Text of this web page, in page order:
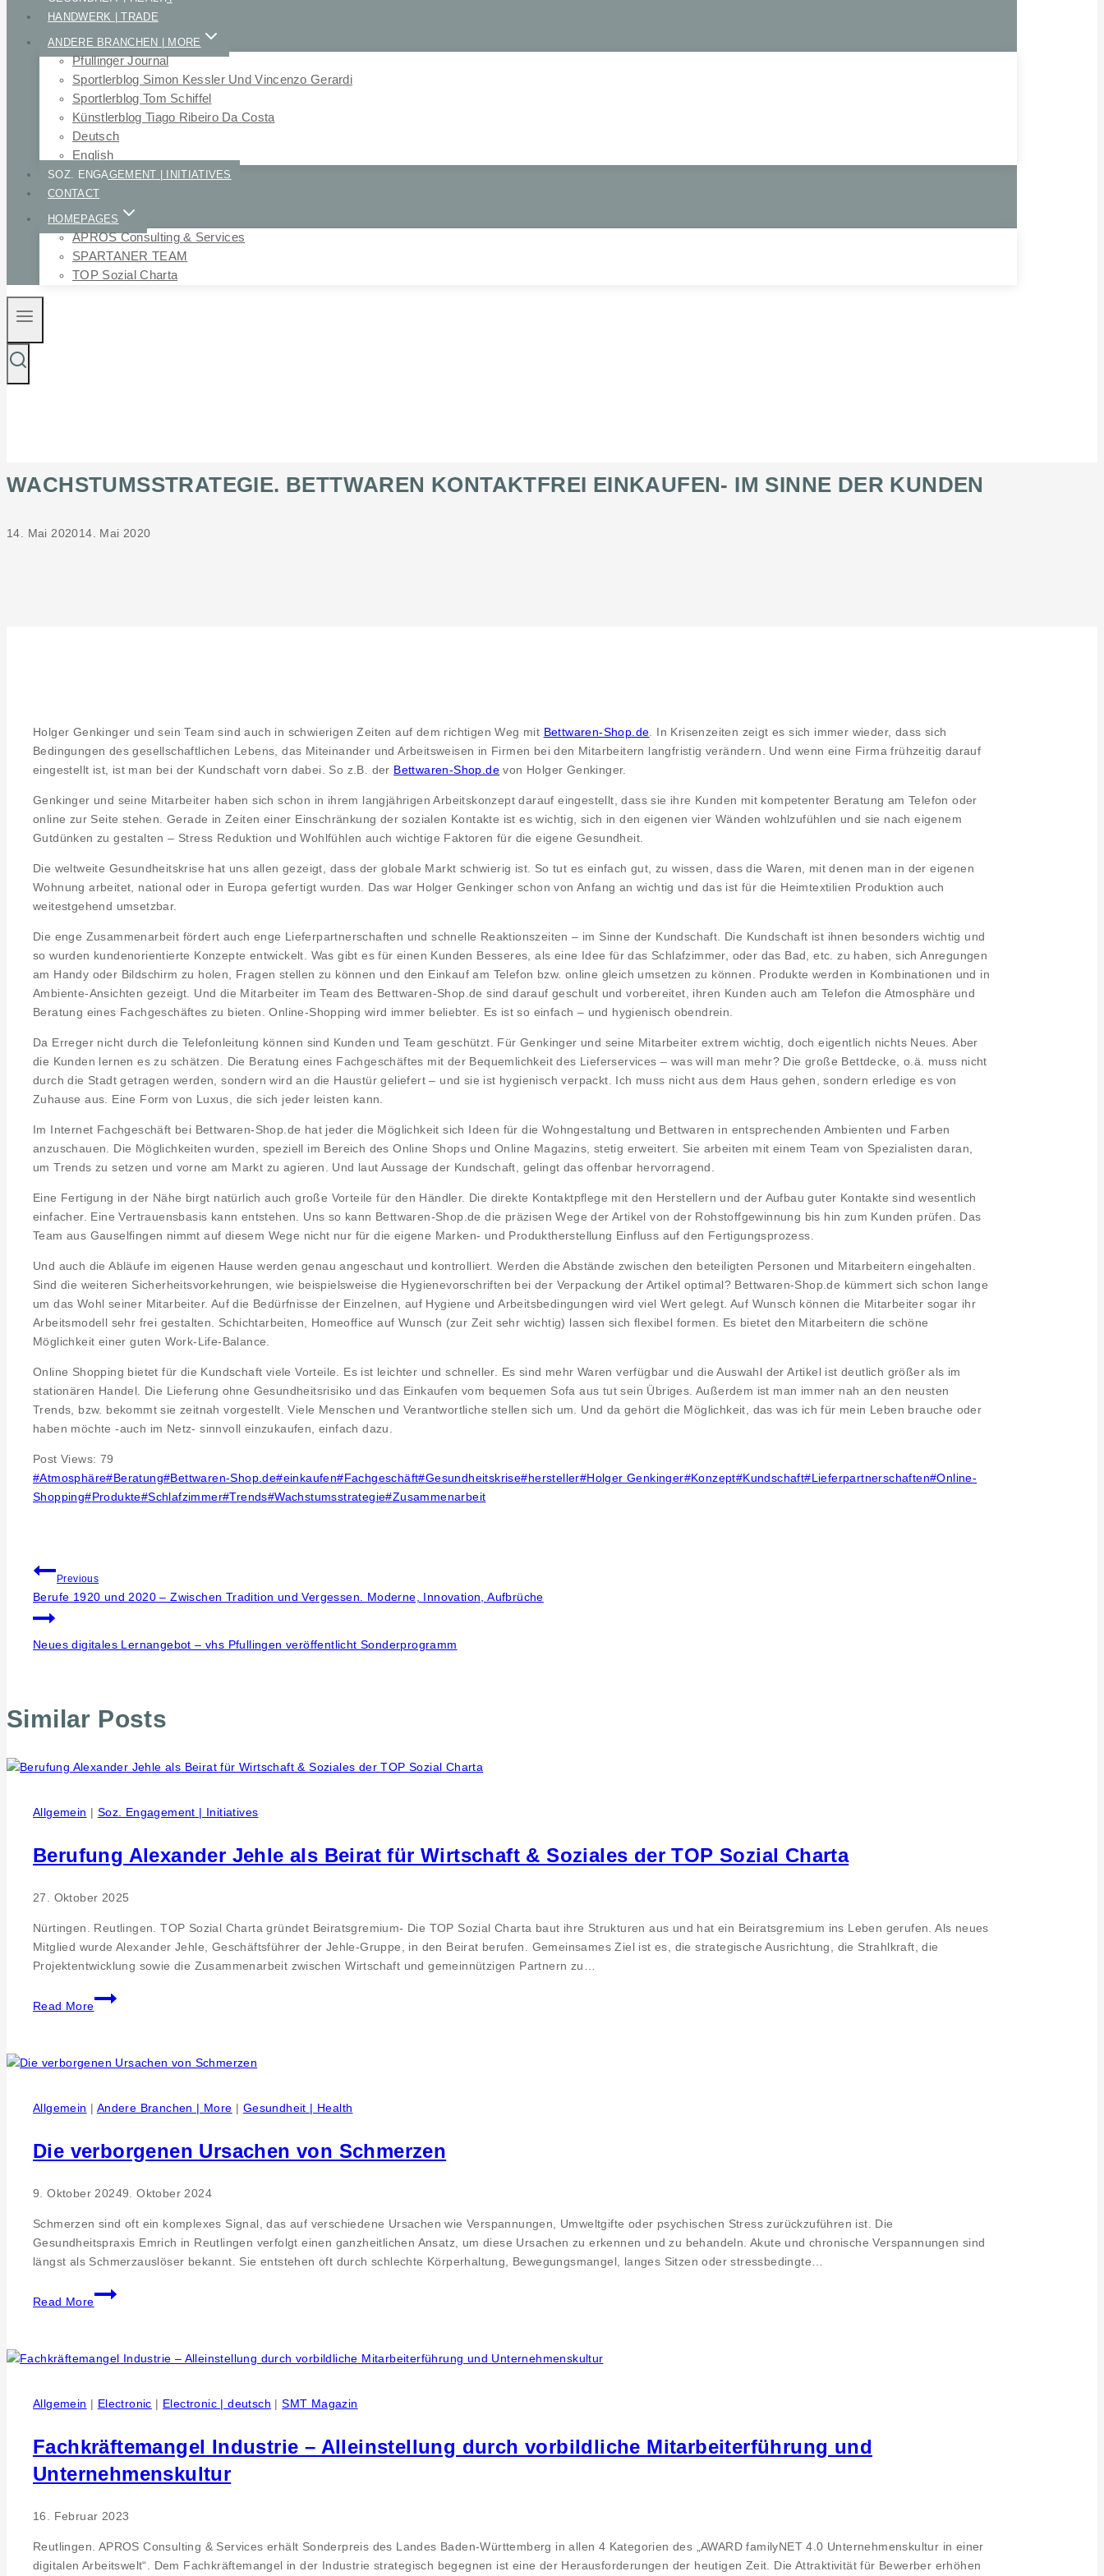
HANDWERK | TRADE
ANDERE BRANCHEN | MORE
Pfullinger Journal
Sportlerblog Simon Kessler Und Vincenzo Gerardi
Sportlerblog Tom Schiffel
Künstlerblog Tiago Ribeiro Da Costa
Deutsch
English
SOZ. ENGAGEMENT | INITIATIVES
CONTACT
HOMEPAGES
APROS Consulting & Services
SPARTANER TEAM
TOP Sozial Charta
WACHSTUMSSTRATEGIE. BETTWAREN KONTAKTFREI EINKAUFEN- IM SINNE DER KUNDEN
14. Mai 202014. Mai 2020
Holger Genkinger und sein Team sind auch in schwierigen Zeiten auf dem richtigen Weg mit Bettwaren-Shop.de . In Krisenzeiten zeigt es sich immer wieder, dass sich
Bedingungen des gesellschaftlichen Lebens, das Miteinander und Arbeitsweisen in Firmen bei den Mitarbeitern langfristig verändern. Und wenn eine Firma frühzeitig darauf
eingestellt ist, ist man bei der Kundschaft vorn dabei. So z.B. der Bettwaren-Shop.de von Holger Genkinger.
Genkinger und seine Mitarbeiter haben sich schon in ihrem langjährigen Arbeitskonzept darauf eingestellt, dass sie ihre Kunden mit kompetenter Beratung am Telefon oder
online zur Seite stehen. Gerade in Zeiten einer Einschränkung der sozialen Kontakte ist es wichtig, sich in den eigenen vier Wänden wohlzufühlen und sie nach eigenem
Gutdünken zu gestalten – Stress Reduktion und Wohlfühlen auch wichtige Faktoren für die eigene Gesundheit.
Die weltweite Gesundheitskrise hat uns allen gezeigt, dass der globale Markt schwierig ist. So tut es einfach gut, zu wissen, dass die Waren, mit denen man in der eigenen
Wohnung arbeitet, national oder in Europa gefertigt wurden. Das war Holger Genkinger schon von Anfang an wichtig und das ist für die Heimtextilien Produktion auch
weitestgehend umsetzbar.
Die enge Zusammenarbeit fördert auch enge Lieferpartnerschaften und schnelle Reaktionszeiten – im Sinne der Kundschaft. Die Kundschaft ist ihnen besonders wichtig und
so wurden kundenorientierte Konzepte entwickelt. Was gibt es für einen Kunden Besseres, als eine Idee für das Schlafzimmer, oder das Bad, etc. zu haben, sich Anregungen
am Handy oder Bildschirm zu holen, Fragen stellen zu können und den Einkauf am Telefon bzw. online gleich umsetzen zu können. Produkte werden in Kombinationen und in
Ambiente-Ansichten gezeigt. Und die Mitarbeiter im Team des Bettwaren-Shop.de sind darauf geschult und vorbereitet, ihren Kunden auch am Telefon die Atmosphäre und
Beratung eines Fachgeschäftes zu bieten. Online-Shopping wird immer beliebter. Es ist so einfach – und hygienisch obendrein.
Da Erreger nicht durch die Telefonleitung können sind Kunden und Team geschützt. Für Genkinger und seine Mitarbeiter extrem wichtig, doch eigentlich nichts Neues. Aber
die Kunden lernen es zu schätzen. Die Beratung eines Fachgeschäftes mit der Bequemlichkeit des Lieferservices – was will man mehr? Die große Bettdecke, o.ä. muss nicht
durch die Stadt getragen werden, sondern wird an die Haustür geliefert – und sie ist hygienisch verpackt. Ich muss nicht aus dem Haus gehen, sondern erledige es von
Zuhause aus. Eine Form von Luxus, die sich jeder leisten kann.
Im Internet Fachgeschäft bei Bettwaren-Shop.de hat jeder die Möglichkeit sich Ideen für die Wohngestaltung und Bettwaren in entsprechenden Ambienten und Farben
anzuschauen. Die Möglichkeiten wurden, speziell im Bereich des Online Shops und Online Magazins, stetig erweitert. Sie arbeiten mit einem Team von Spezialisten daran,
um Trends zu setzen und vorne am Markt zu agieren. Und laut Aussage der Kundschaft, gelingt das offenbar hervorragend.
Eine Fertigung in der Nähe birgt natürlich auch große Vorteile für den Händler. Die direkte Kontaktpflege mit den Herstellern und der Aufbau guter Kontakte sind wesentlich
einfacher. Eine Vertrauensbasis kann entstehen. Uns so kann Bettwaren-Shop.de die präzisen Wege der Artikel von der Rohstoffgewinnung bis hin zum Kunden prüfen. Das
Team aus Gauselfingen nimmt auf diesem Wege nicht nur für die eigene Marken- und Produktherstellung Einfluss auf den Fertigungsprozess.
Und auch die Abläufe im eigenen Hause werden genau angeschaut und kontrolliert. Werden die Abstände zwischen den beteiligten Personen und Mitarbeitern eingehalten.
Sind die weiteren Sicherheitsvorkehrungen, wie beispielsweise die Hygienevorschriften bei der Verpackung der Artikel optimal? Bettwaren-Shop.de kümmert sich schon lange
um das Wohl seiner Mitarbeiter. Auf die Bedürfnisse der Einzelnen, auf Hygiene und Arbeitsbedingungen wird viel Wert gelegt. Auf Wunsch können die Mitarbeiter sogar ihr
Arbeitsmodell sehr frei gestalten. Schichtarbeiten, Homeoffice auf Wunsch (zur Zeit sehr wichtig) lassen sich flexibel formen. Es bietet den Mitarbeitern die schöne
Möglichkeit einer guten Work-Life-Balance.
Online Shopping bietet für die Kundschaft viele Vorteile. Es ist leichter und schneller. Es sind mehr Waren verfügbar und die Auswahl der Artikel ist deutlich größer als im
stationären Handel. Die Lieferung ohne Gesundheitsrisiko und das Einkaufen vom bequemen Sofa aus tut sein Übriges. Außerdem ist man immer nah an den neusten
Trends, bzw. bekommt sie zeitnah vorgestellt. Viele Menschen und Verantwortliche stellen sich um. Und da gehört die Möglichkeit, das was ich für mein Leben brauche oder
haben möchte -auch im Netz- sinnvoll einzukaufen, einfach dazu.
Post Views: 79
Post
Tags:
#Atmosphäre#Beratung#Bettwaren-Shop.de#einkaufen#Fachgeschäft#Gesundheitskrise#hersteller#Holger Genkinger#Konzept#Kundschaft#Lieferpartnerschaften#Online-
Shopping#Produkte#Schlafzimmer#Trends#Wachstumsstrategie#Zusammenarbeit
Beitragsnavigation
Previous
Berufe 1920 und 2020 – Zwischen Tradition und Vergessen. Moderne, Innovation, Aufbrüche
Neues digitales Lernangebot – vhs Pfullingen veröffentlicht Sonderprogramm
Similar Posts
Allgemein | Soz. Engagement | Initiatives
Berufung Alexander Jehle als Beirat für Wirtschaft & Soziales der TOP Sozial Charta
27. Oktober 2025
Nürtingen. Reutlingen. TOP Sozial Charta gründet Beiratsgremium- Die TOP Sozial Charta baut ihre Strukturen aus und hat ein Beiratsgremium ins Leben gerufen. Als neues
Mitglied wurde Alexander Jehle, Geschäftsführer der Jehle-Gruppe, in den Beirat berufen. Gemeinsames Ziel ist es, die strategische Ausrichtung, die Strahlkraft, die
Projektentwicklung sowie die Zusammenarbeit zwischen Wirtschaft und gemeinnützigen Partnern zu…
Read More
Berufung
Alexander
Beirat
Wirtschaft
Soziales
der
Charta
Allgemein | Andere Branchen | More | Gesundheit | Health
Die verborgenen Ursachen von Schmerzen
9. Oktober 20249. Oktober 2024
Schmerzen sind oft ein komplexes Signal, das auf verschiedene Ursachen wie Verspannungen, Umweltgifte oder psychischen Stress zurückzuführen ist. Die
Gesundheitspraxis Emrich in Reutlingen verfolgt einen ganzheitlichen Ansatz, um diese Ursachen zu erkennen und zu behandeln. Akute und chronische Verspannungen sind
längst als Schmerzauslöser bekannt. Sie entstehen oft durch schlechte Körperhaltung, Bewegungsmangel, langes Sitzen oder stressbedingte…
Read More
Die
verborgenen
Schmerzen
Allgemein | Electronic | Electronic | deutsch |SMT Magazin
Fachkräftemangel Industrie – Alleinstellung durch vorbildliche Mitarbeiterführung und
Unternehmenskultur
16. Februar 2023
Reutlingen. APROS Consulting & Services erhält Sonderpreis des Landes Baden-Württemberg in allen 4 Kategorien des „AWARD familyNET 4.0 Unternehmenskultur in einer
digitalen Arbeitswelt“. Dem Fachkräftemangel in der Industrie strategisch begegnen ist eine der Herausforderungen der heutigen Zeit. Die Attraktivität für Bewerber erhöhen